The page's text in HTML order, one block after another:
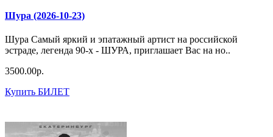
Шура (2026-10-23)
Шура Самый яркий и эпатажный артист на российской
эстраде, легенда 90-х - ШУРА, приглашает Вас на но..
3500.00р.
Купить БИЛЕТ